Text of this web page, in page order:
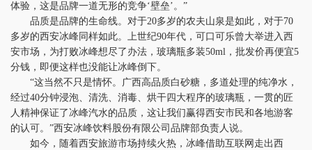
体验，这是品牌一道无形的竞争‘壁垒’。”
品质是品牌的生命线。对于20多岁的农夫山泉是如此，对于70
多岁的西安冰峰同样如此。上世纪90年代，可口可乐曾大举进入西
安市场，为打败冰峰想尽了办法，玻璃瓶多装50ml，批发价再便宜5
分钱，即便这样也没能让冰峰倒下。
“这当然不只是情怀。广西高品质白砂糖，多道处理的纯净水，
经过40分钟浸泡、清洗、消毒、烘干四大程序的玻璃瓶，一贯的匠
人精神保证了冰峰汽水的品质，这让我们赢得西安市民和各地游客
的认可。”西安冰峰饮料股份有限公司品牌部负责人说。
如今，随着西安旅游市场持续火热，冰峰借助互联网走出西